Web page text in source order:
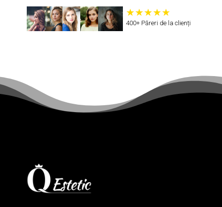
400+ Păreri de la clienți